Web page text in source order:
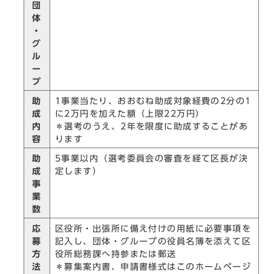
団
体
・
グ
ル
ー
プ
助
成
内
容
1事業当たり、おおむね助成対象経費の2分の1
に2万円を加えた額（上限22万円）
＊選考のうえ、2年を限度に助成することがあ
ります
助
成
事
業
数
5事業以内（選考委員会の審査を経て区長が決
定します）
応
募
方
法
区役所・出張所に備え付けの用紙に必要事項を
記入し、団体・グループの役員名簿を添えて区
役所総務課へ持参または郵送
＊募集案内書、申請書様式はこのホームページ